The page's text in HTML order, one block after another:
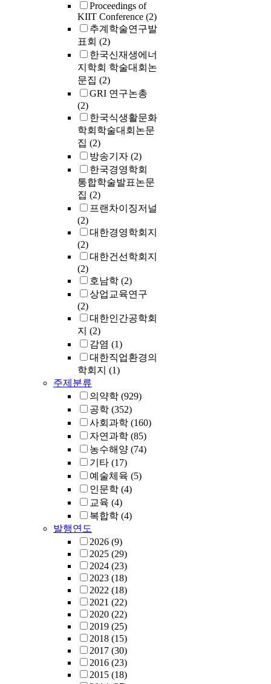
Proceedings of
KIIT Conference (2)
추계학술연구발
표회 (2)
한국신재생에너
지학회 학술대회논
문집 (2)
GRI 연구논총
(2)
한국식생활문화
학회학술대회논문
집 (2)
방송기자 (2)
한국경영학회
통합학술발표논문
집 (2)
프랜차이징저널
(2)
대한경영학회지
(2)
대한건선학회지
(2)
호남학 (2)
상업교육연구
(2)
대한인간공학회
지 (2)
감염 (1)
대한직업환경의
학회지 (1)
주제분류
의약학 (929)
공학 (352)
사회과학 (160)
자연과학 (85)
농수해양 (74)
기타 (17)
예술체육 (5)
인문학 (4)
교육 (4)
복합학 (4)
발행연도
2026 (9)
2025 (29)
2024 (23)
2023 (18)
2022 (18)
2021 (22)
2020 (22)
2019 (25)
2018 (15)
2017 (30)
2016 (23)
2015 (18)